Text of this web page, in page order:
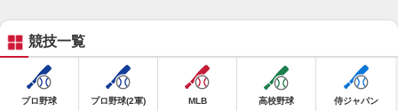
競技一覧
プロ野球 プロ野球(2軍) MLB 高校野球 侍ジャパン